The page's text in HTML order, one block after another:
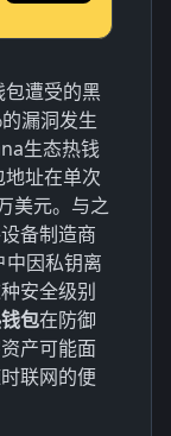
遭受的黑
漏洞发生
生态热钱
址在单次
美元。与之
备制造商
因私钥离
安全级别
包在防御
产可能面
联网的便